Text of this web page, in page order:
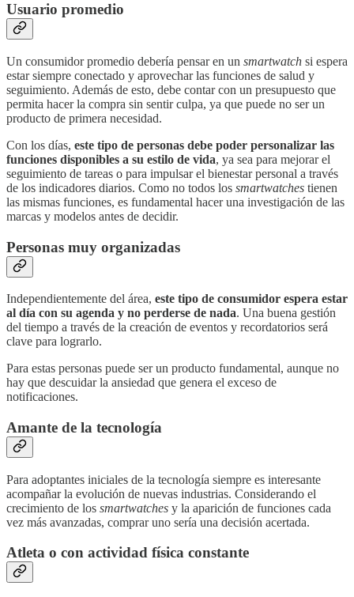
Usuario promedio
Un consumidor promedio debería pensar en un smartwatch si espera
estar siempre conectado y aprovechar las funciones de salud y
seguimiento. Además de esto, debe contar con un presupuesto que
permita hacer la compra sin sentir culpa, ya que puede no ser un
producto de primera necesidad.
Con los días, este tipo de personas debe poder personalizar las
funciones disponibles a su estilo de vida, ya sea para mejorar el
seguimiento de tareas o para impulsar el bienestar personal a través
de los indicadores diarios. Como no todos los smartwatches tienen
las mismas funciones, es fundamental hacer una investigación de las
marcas y modelos antes de decidir.
Personas muy organizadas
Independientemente del área, este tipo de consumidor espera estar
al día con su agenda y no perderse de nada. Una buena gestión
del tiempo a través de la creación de eventos y recordatorios será
clave para lograrlo.
Para estas personas puede ser un producto fundamental, aunque no
hay que descuidar la ansiedad que genera el exceso de
notificaciones.
Amante de la tecnología
Para adoptantes iniciales de la tecnología siempre es interesante
acompañar la evolución de nuevas industrias. Considerando el
crecimiento de los smartwatches y la aparición de funciones cada
vez más avanzadas, comprar uno sería una decisión acertada.
Atleta o con actividad física constante